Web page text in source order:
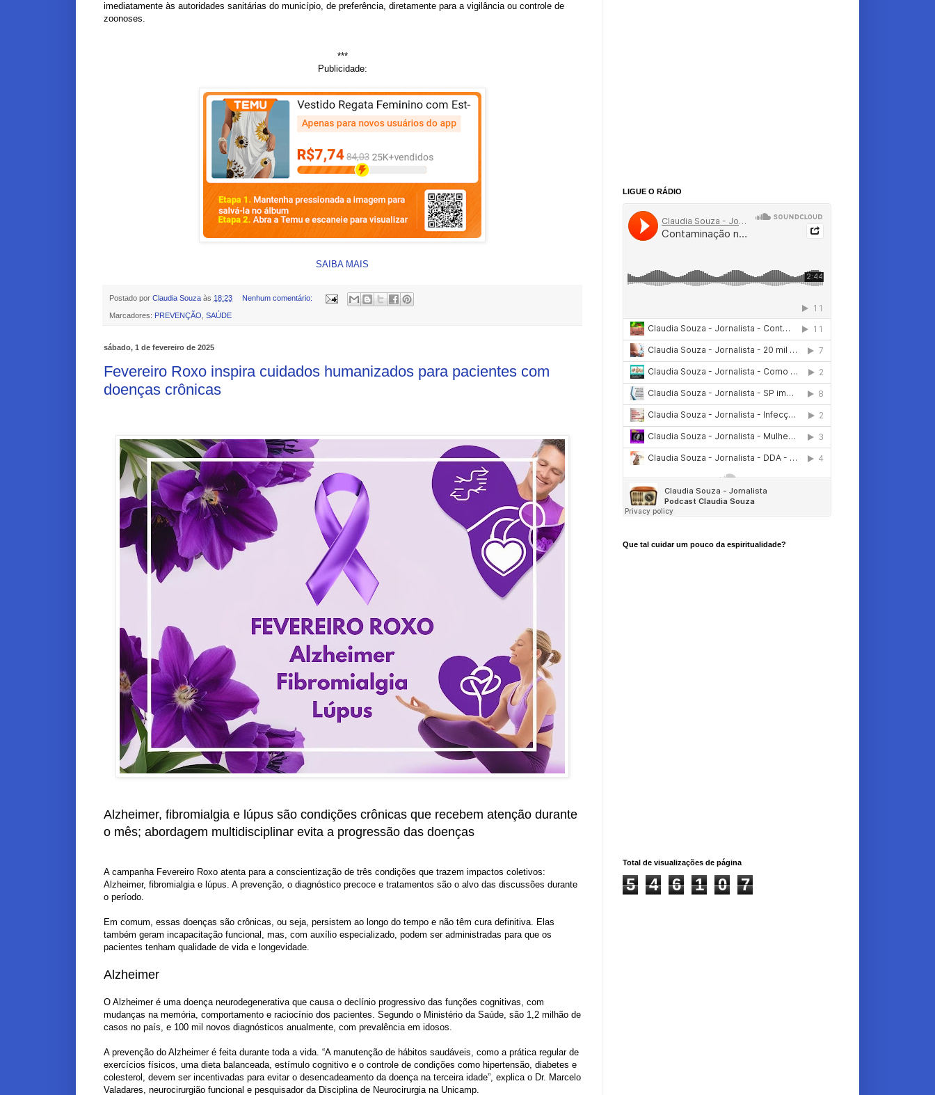
imediatamente às autoridades sanitárias do município, de preferência, diretamente para a vigilância ou controle de
zoonoses.
***
Publicidade:
SAIBA MAIS
Postado por Claudia Souza às 18:23 Nenhum comentário:
Marcadores: PREVENÇÃO SAÚDE
sábado, 1 de fevereiro de 2025
Fevereiro Roxo inspira cuidados humanizados para pacientes com
doenças crônicas
Alzheimer, fibromialgia e lúpus são condições crônicas que recebem atenção durante
o mês; abordagem multidisciplinar evita a progressão das doenças
A campanha Fevereiro Roxo atenta para a conscientização de três condições que trazem impactos coletivos:
Alzheimer, fibromialgia e lúpus. A prevenção, o diagnóstico precoce e tratamentos são o alvo das discussões durante
o período.
Em comum, essas doenças são crônicas, ou seja, persistem ao longo do tempo e não têm cura definitiva. Elas
também geram incapacitação funcional, mas, com auxílio especializado, podem ser administradas para que os
pacientes tenham qualidade de vida e longevidade.
Alzheimer
O Alzheimer é uma doença neurodegenerativa que causa o declínio progressivo das funções cognitivas, com
mudanças na memória, comportamento e raciocínio dos pacientes. Segundo o Ministério da Saúde, são 1,2 milhão de
casos no país, e 100 mil novos diagnósticos anualmente, com prevalência em idosos.
A prevenção do Alzheimer é feita durante toda a vida. “A manutenção de hábitos saudáveis, como a prática regular de
exercícios físicos, uma dieta balanceada, estímulo cognitivo e o controle de condições como hipertensão, diabetes e
colesterol, devem ser incentivadas para evitar o desencadeamento da doença na terceira idade”, explica o Dr. Marcelo
Valadares, neurocirurgião funcional e pesquisador da Disciplina de Neurocirurgia na Unicamp.
LIGUE O RÁDIO
Que tal cuidar um pouco da espiritualidade?
Total de visualizações de página
5 4 6 1 0 7